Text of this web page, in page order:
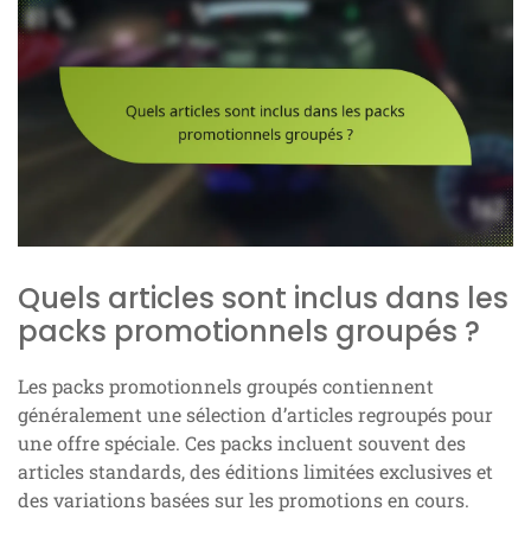
Quels articles sont inclus dans les
packs promotionnels groupés ?
Les packs promotionnels groupés contiennent
généralement une sélection d’articles regroupés pour
une offre spéciale. Ces packs incluent souvent des
articles standards, des éditions limitées exclusives et
des variations basées sur les promotions en cours.